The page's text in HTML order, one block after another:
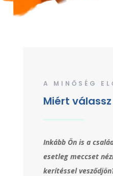
A MINŐSÉG
Miért
Inkább Ön is a
esetleg meccset
kerítéssel